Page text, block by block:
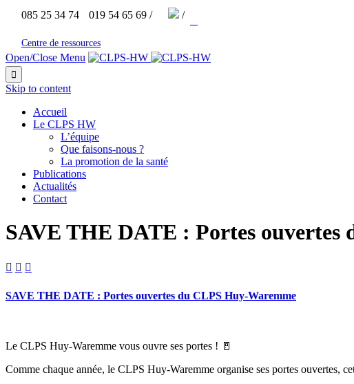
085 25 34 74 019 54 65 69 / /
Centre de ressources
Open/Close Menu

Skip to content
Accueil
Le CLPS HW
L’équipe
Que faisons-nous ?
La promotion de la santé
Publications
Actualités
Contact
SAVE THE DATE : Portes ouvertes
  
SAVE THE DATE : Portes ouvertes du CLPS Huy-Waremme
Le CLPS Huy-Waremme vous ouvre ses portes ! 🚪
Comme chaque année, le CLPS Huy-Waremme organise ses portes ouvertes,